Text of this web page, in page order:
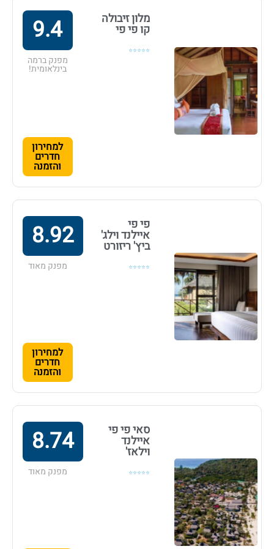
מלון זיבולה
קו פי פי
⭐⭐⭐⭐⭐
9.4
מפנק ברמה
בינלאומית!
למחירון
חדרים
והזמנה
פי פי
איילנד וילג'
ביץ' ריזורט
⭐⭐⭐⭐⭐
8.92
מפנק מאוד
למחירון
חדרים
והזמנה
סאי פי פי
איילנד
וילאז'
⭐⭐⭐⭐⭐
8.74
מפנק מאוד